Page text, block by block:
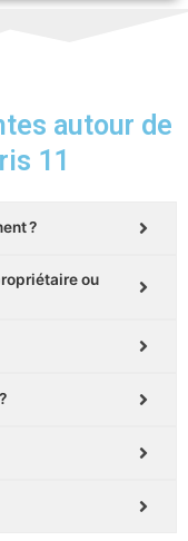
autour de
11
?
ou